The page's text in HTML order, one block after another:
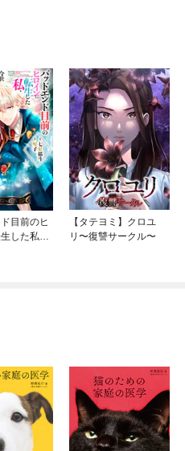
目前のヒ
した私、
【タテヨミ】クロユ
リ〜復讐サークル〜